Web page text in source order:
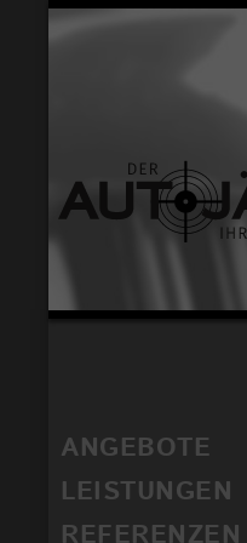
ANGEBOTE
LEISTUNGEN